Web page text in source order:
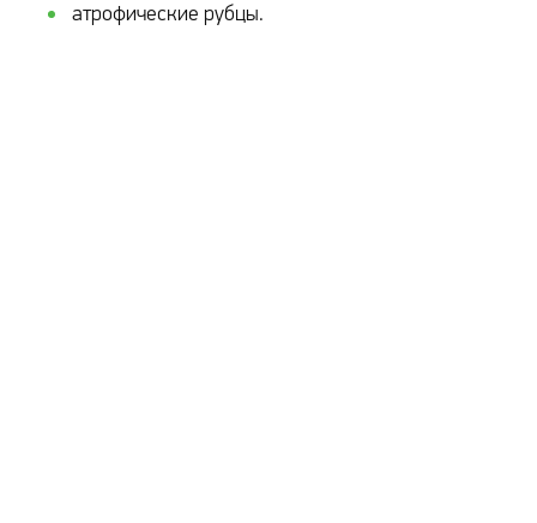
атрофические рубцы.